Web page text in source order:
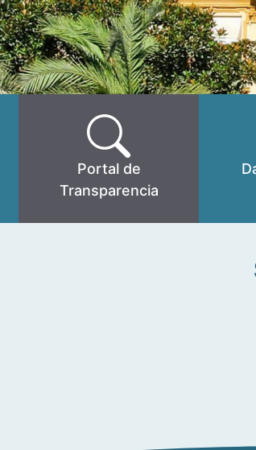
Portal de
Transparencia